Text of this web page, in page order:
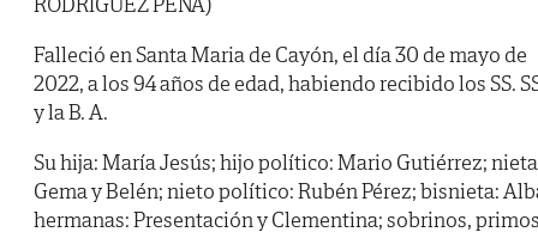
Falleció en Santa Maria de Cayón, el día 30 de mayo de
2022, a los 94 años de edad, habiendo recibido los SS.
y la B. A.
Su hija: María Jesús; hijo político: Mario Gutiérrez;
Gema y Belén; nieto político: Rubén Pérez; bisnieta:
hermanas: Presentación y Clementina; sobrinos,